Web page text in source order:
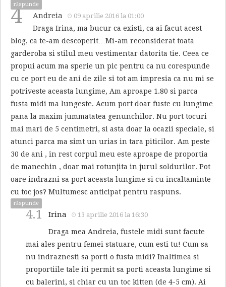
răspunde
4 Andreia 09 aprilie 2016 la 01:00
Draga Irina, ma bucur ca existi, ca ai facut acest
blog, ca te-am descoperit…Mi-am reconsiderat toata
garderoba si stilul meu vestimentar datorita tie. Ceea ce
propui acum ma sperie un pic pentru ca nu corespunde
cu ce port eu de ani de zile si tot am impresia ca nu mi se
potriveste aceasta lungime, Am aproape 1.80 si parca
fusta midi ma lungeste. Acum port doar fuste cu lungime
pana la maxim jummatatea genunchilor. Nu port tocuri
mai mari de 5 centimetri, si asta doar la ocazii speciale, si
atunci parca ma simt un urias in tara piticilor. Am peste
30 de ani , in rest corpul meu este aproape de proportia
de manechin , doar mai rotunjita in jurul soldurilor. Pot
oare indrazni sa port aceasta lungime si cu incaltaminte
cu toc jos? Multumesc anticipat pentru raspuns.
răspunde
4.1 Irina 13 aprilie 2016 la 16:30
Draga mea Andreia, fustele midi sunt facute
mai ales pentru femei statuare, cum esti tu! Cum sa
nu indraznesti sa porti o fusta midi? Inaltimea si
proportiile tale iti permit sa porti aceasta lungime si
cu balerini, si chiar cu un toc kitten (de 4-5 cm). Ai